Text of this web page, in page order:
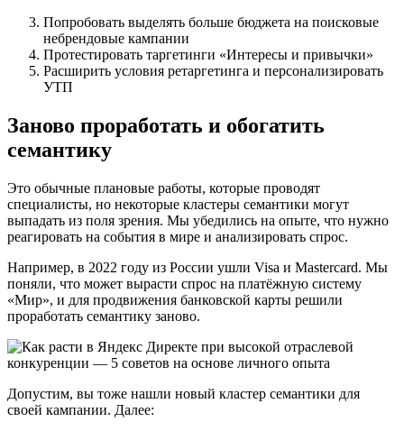
Попробовать выделять больше бюджета на поисковые
небрендовые кампании
Протестировать таргетинги «Интересы и привычки»
Расширить условия ретаргетинга и персонализировать
УТП
Заново проработать и обогатить
семантику
Это обычные плановые работы, которые проводят
специалисты, но некоторые кластеры семантики могут
выпадать из поля зрения. Мы убедились на опыте, что нужно
реагировать на события в мире и анализировать спрос.
Например, в 2022 году из России ушли Visa и Mastercard. Мы
поняли, что может вырасти спрос на платёжную систему
«Мир», и для продвижения банковской карты решили
проработать семантику заново.
Допустим, вы тоже нашли новый кластер семантики для
своей кампании. Далее: